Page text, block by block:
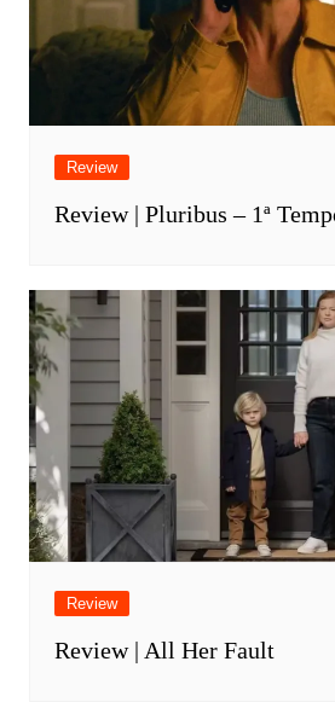
Review
Review | Pluribus – 1ª
Review
Review | All Her Fault